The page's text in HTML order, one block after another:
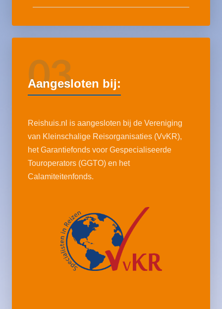
03
Aangesloten bij:
Reishuis.nl is aangesloten bij de Vereniging
van Kleinschalige Reisorganisaties (VvKR),
het Garantiefonds voor Gespecialiseerde
Touroperators (GGTO) en het
Calamiteitenfonds.